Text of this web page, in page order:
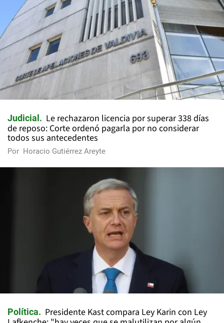
Judicial
Le rechazaron licencia por superar 338 días
de reposo: Corte ordenó pagarla por no considerar
todos sus antecedentes
Por Horacio Gutiérrez Areyte
Política
Presidente Kast compara Ley Karin con Ley